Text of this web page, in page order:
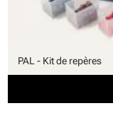
PAL - Kit de repères